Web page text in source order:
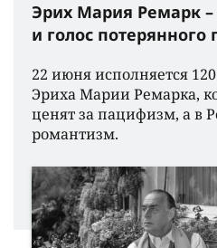
Эрих Мария Ремарк
и голос потерянного
22 июня исполняется
Эриха Марии Ремарка,
ценят за пацифизм, а в
романтизм.